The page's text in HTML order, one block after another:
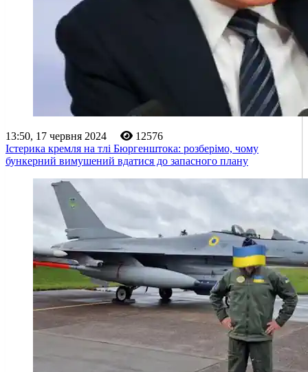
13:50, 17 червня 2024
12576
Істерика кремля на тлі Бюргенштока: розберімо, чому
бункерний вимушений вдатися до запасного плану